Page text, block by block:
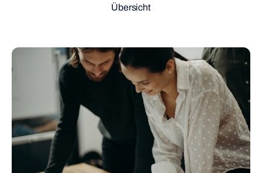
Übersicht